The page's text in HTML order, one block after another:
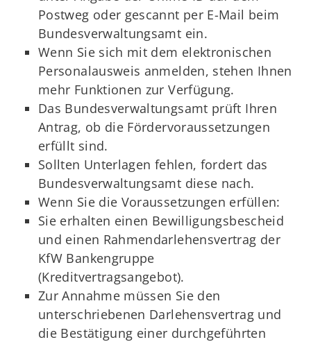
Postweg oder gescannt per E-Mail beim
Bundesverwaltungsamt ein.
Wenn Sie sich mit dem elektronischen
Personalausweis anmelden, stehen Ihnen
mehr Funktionen zur Verfügung.
Das Bundesverwaltungsamt prüft Ihren
Antrag, ob die Fördervoraussetzungen
erfüllt sind.
Sollten Unterlagen fehlen, fordert das
Bundesverwaltungsamt diese nach.
Wenn Sie die Voraussetzungen erfüllen:
Sie erhalten einen Bewilligungsbescheid
und einen Rahmendarlehensvertrag der
KfW Bankengruppe
(Kreditvertragsangebot).
Zur Annahme müssen Sie den
unterschriebenen Darlehensvertrag und
die Bestätigung einer durchgeführten